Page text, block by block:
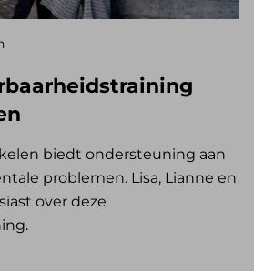
biedt ondersteuning aan
problemen. Lisa, Lianne en
over deze